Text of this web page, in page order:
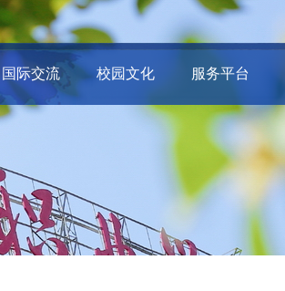
国际交流 校园文化 服务平台